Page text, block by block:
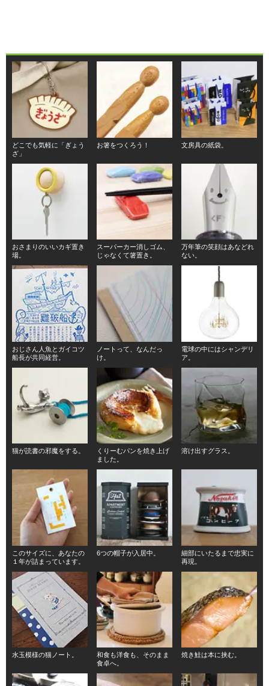
どこでも気軽に「ぎょう
ざ」
お箸をつくろう！ 文房具の紙袋。
おさまりのいいカギ置き
場。
スーパーカー消しゴム、
じゃなくて箸置き。
万年筆の笑顔はあなどれ
ない。
おじさん人魚とガイコツ
船長が共同経営。
ノートって、なんだっ
け。
電球の中にはシャンデリ
ア。
猫が読書の邪魔をする。
くりーむパンを焼き上げ
ました。
溶け出すグラス。
このサイズに、あなたの
１年が詰まっています。
6つの帽子が入居中。
細部にいたるまで忠実に
再現。
水玉模様の猫ノート。
和食も洋食も、そのまま
食卓へ。
焼き鮭は本に挟む。